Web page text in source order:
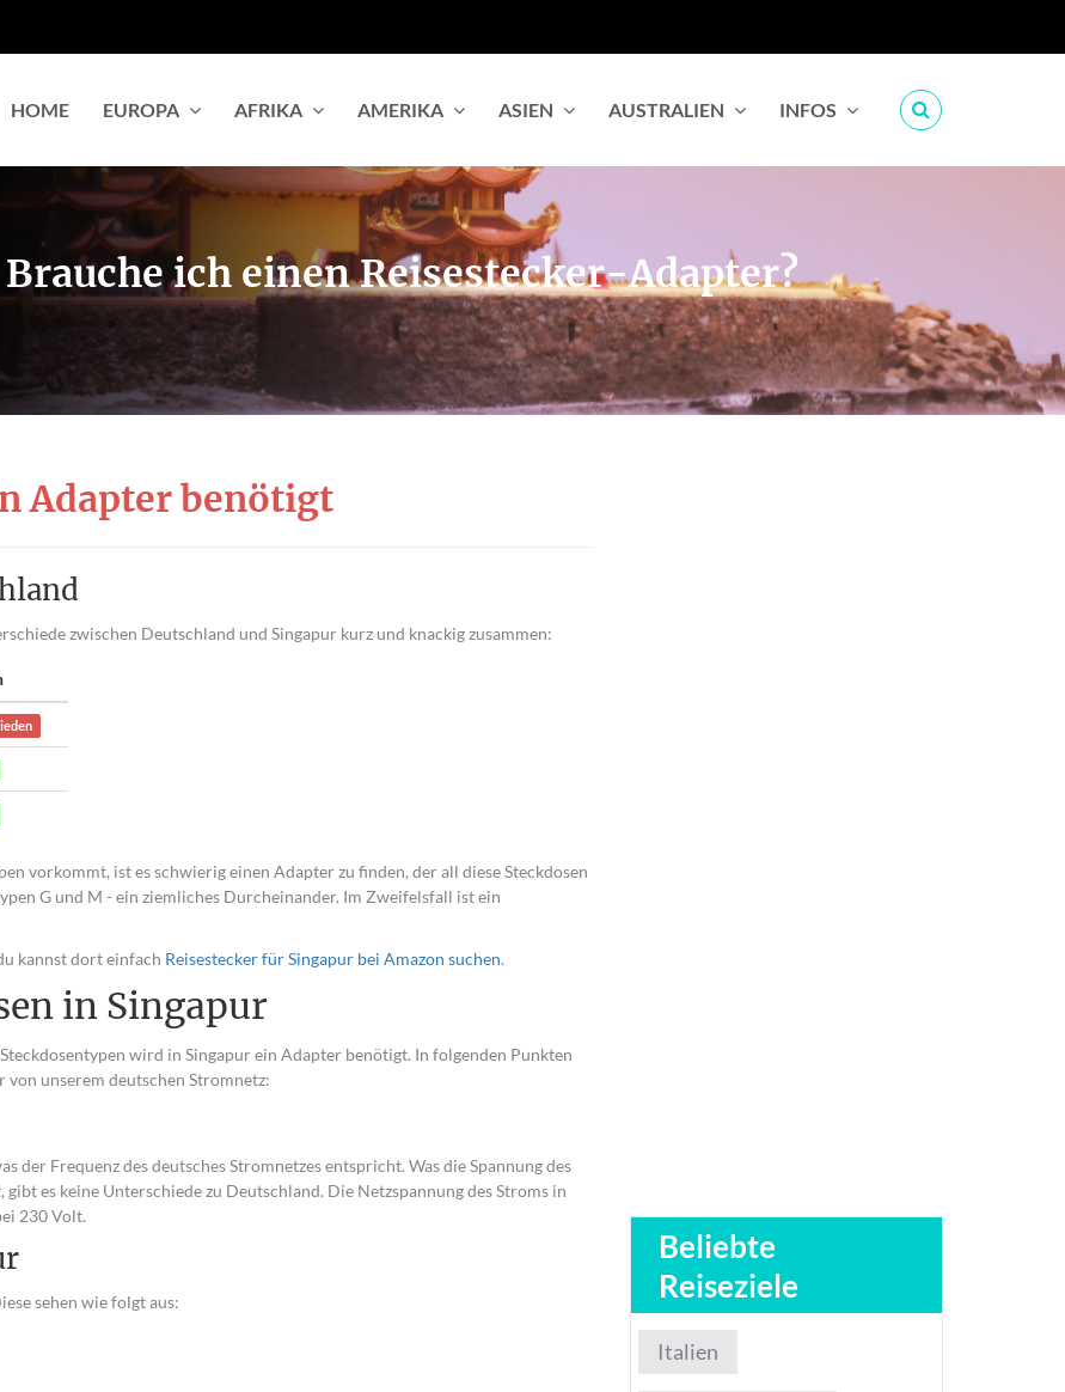
HOME EUROPA AFRIKA AMERIKA ASIEN AUSTRALIEN INFOS
ich einen Reisestecker-Adapter?
Adapter benötigt
zwischen Deutschland und Singapur kurz und knackig zusammen:
vorkommt, ist es schwierig einen Adapter zu finden, der all diese Steckdosen
G und M - ein ziemliches Durcheinander. Im Zweifelsfall ist ein
kannst dort einfach Reisestecker für Singapur bei Amazon suchen.
in Singapur
wird in Singapur ein Adapter benötigt. In folgenden Punkten
unserem deutschen Stromnetz:
der Frequenz des deutsches Stromnetzes entspricht. Was die Spannung des
es keine Unterschiede zu Deutschland. Die Netzspannung des Stroms in
230 Volt.
sehen wie folgt aus:
Beliebte
Reiseziele
Italien